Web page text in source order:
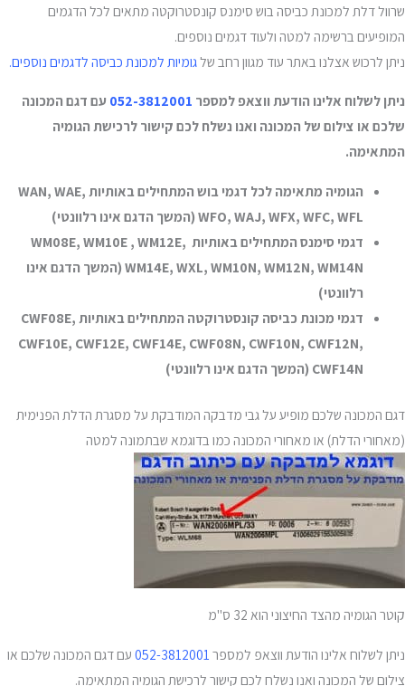
שרוול דלת למכונת כביסה בוש סימנס קונסטרוקטה מתאים לכל הדגמים
המופיעים ברשימה למטה ולעוד דגמים נוספים.
ניתן לרכוש אצלנו באתר עוד מגוון רחב שלגומיות למכונת כביסה לדגמים נוספים.
ניתן לשלוח אלינו הודעת ווצאפ למספר 052-3812001 עם דגם המכונה
שלכם או צילום של המכונה ואנו נשלח לכם קישור לרכישת הגומיה
המתאימה.
הגומיה מתאימה לכל דגמי בוש המתחילים באותיות WAN, WAE,
WFO, WAJ, WFX, WFC, WFL (המשך הדגם אינו רלוונטי)
דגמי סימנס המתחילים באותיות WM08E, WM10E , WM12E,
WM14E, WXL, WM10N, WM12N, WM14N (המשך הדגם אינו
רלוונטי)
דגמי מכונת כביסה קונסטרוקטה המתחילים באותיות CWF08E,
CWF10E, CWF12E, CWF14E, CWF08N, CWF10N, CWF12N,
CWF14N (המשך הדגם אינו רלוונטי)
דגם המכונה שלכם מופיע על גבי מדבקה המודבקת על מסגרת הדלת הפנימית
(מאחורי הדלת) או מאחורי המכונה כמו בדוגמא שבתמונה למטה
קוטר הגומיה מהצד החיצוני הוא 32 ס"מ
ניתן לשלוח אלינו הודעת ווצאפ למספר 052-3812001 עם דגם המכונה שלכם או
צילום של המכונה ואנו נשלח לכם קישור לרכישת הגומיה המתאימה.